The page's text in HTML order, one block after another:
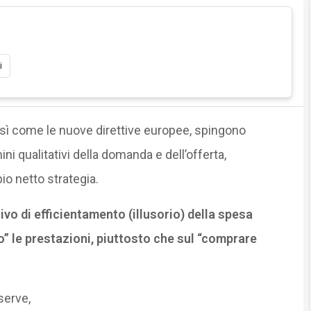
come le nuove direttive europee, spingono
qualitativi della domanda e dell’offerta,
netto strategia.
di efficientamento (illusorio) della spesa
le prestazioni, piuttosto che sul “comprare